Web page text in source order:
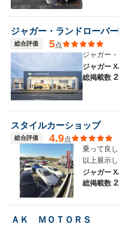
ジャガー・ランドローバ
総合評価 5点
ジャガー
ジャガー
総掲載数
スタイルカーショップ
総合評価 4.9点
乗って良
以上展示
ジャガー
総掲載数
ＡＫ ＭＯＴＯＲＳ